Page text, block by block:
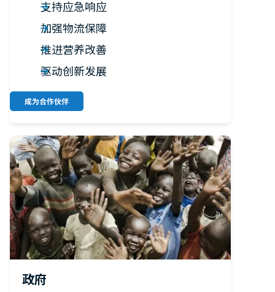
支持应急响应
加强物流保障
推进营养改善
驱动创新发展
成为合作伙伴
政府